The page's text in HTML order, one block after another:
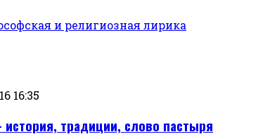
и религиозная лирика
16:35
традиции, слово пастыря